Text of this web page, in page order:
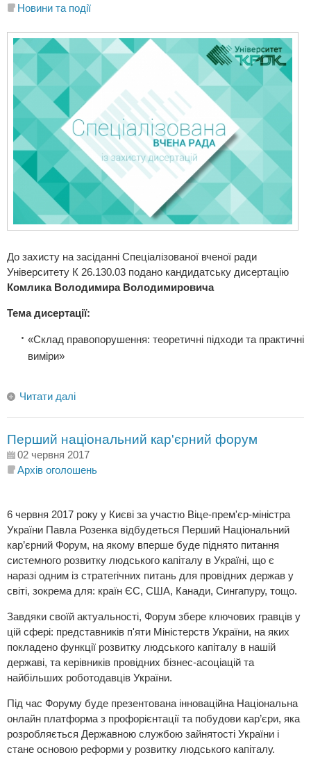
Новини та події
До захисту на засіданні Спеціалізованої вченої ради
Університету К 26.130.03 подано кандидатську дисертацію
Комлика Володимира Володимировича
Тема дисертації:
«Склад правопорушення: теоретичні підходи та практичні
виміри»
Читати далі
Перший національний кар'єрний форум
02 червня 2017
Архів оголошень
6 червня 2017 року у Києві за участю Віце-прем'єр-міністра
України Павла Розенка відбудеться Перший Національний
кар’єрний Форум, на якому вперше буде піднято питання
системного розвитку людського капіталу в Україні, що є
наразі одним із стратегічних питань для провідних держав у
світі, зокрема для: країн ЄС, США, Канади, Сингапуру, тощо.
Завдяки своїй актуальності, Форум збере ключових гравців у
цій сфері: представників п'яти Міністерств України, на яких
покладено функції розвитку людського капіталу в нашій
державі, та керівників провідних бізнес-асоціацій та
найбільших роботодавців України.
Під час Форуму буде презентована інноваційна Національна
онлайн платформа з профорієнтації та побудови кар’єри, яка
розробляється Державною службою зайнятості України і
стане основою реформи у розвитку людського капіталу.